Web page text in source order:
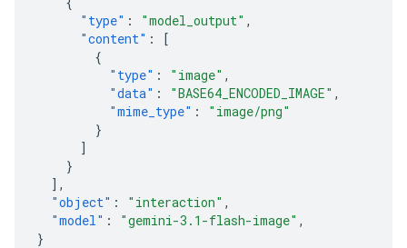
"type" : "model_output" ,
"content" :
[
{
"type" : "image" ,
"data" : "BASE64_ENCODED_IMAGE" ,
"mime_type" :
"image/png"
}
]
}
],
"object" : "interaction" ,
"model" : "gemini-3.1-flash-image" ,
}